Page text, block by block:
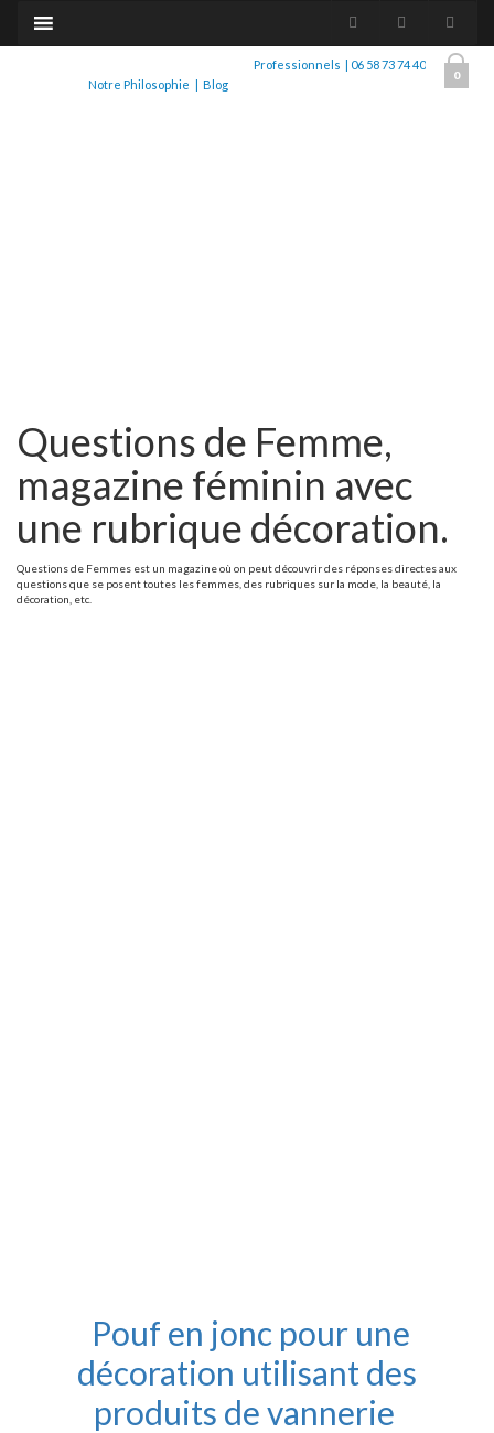
0
Notre Philosophie | Blog
Professionnels | 06 58 73 74 40
Questions de Femme,
magazine féminin avec
une rubrique décoration.
Questions de Femmes est un magazine où on peut découvrir des réponses directes aux
questions que se posent toutes les femmes, des rubriques sur la mode, la beauté, la
décoration, etc.
Pouf en jonc pour une
décoration utilisant des
produits de vannerie